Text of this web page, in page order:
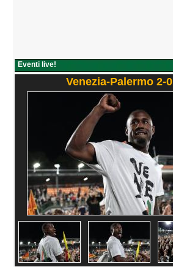
Eventi live!
Venezia-Palermo 2-0